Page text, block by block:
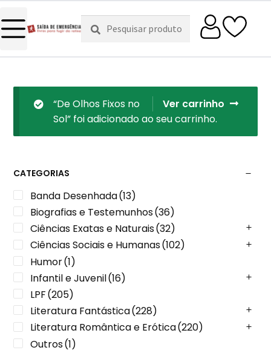
Pesquisar
por:
Pesquisa
Ver carrinho
“De Olhos Fixos no
Sol” foi adicionado ao seu carrinho.
CATEGORIAS
Banda Desenhada(13)
Biografias e Testemunhos(36)
Ciências Exatas e Naturais(32)
Ciências Sociais e Humanas(102)
Humor(1)
Infantil e Juvenil(16)
LPF(205)
Literatura Fantástica(228)
Literatura Romântica e Erótica(220)
Outros(1)